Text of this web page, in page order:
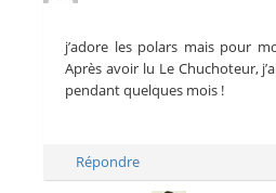
j’adore les polars mais pour
Après avoir lu Le Chuchoteur,
pendant quelques mois !
Répondre